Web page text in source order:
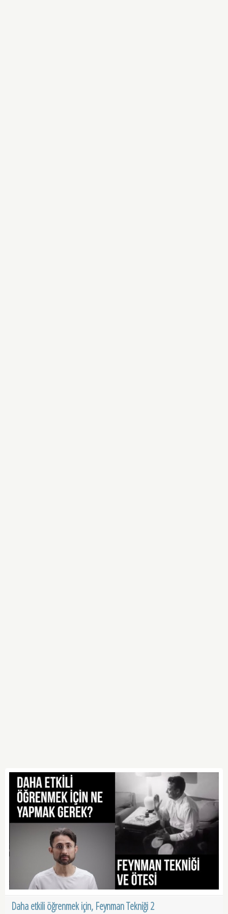
Daha etkili öğrenmek için, Feynman Tekniği 2